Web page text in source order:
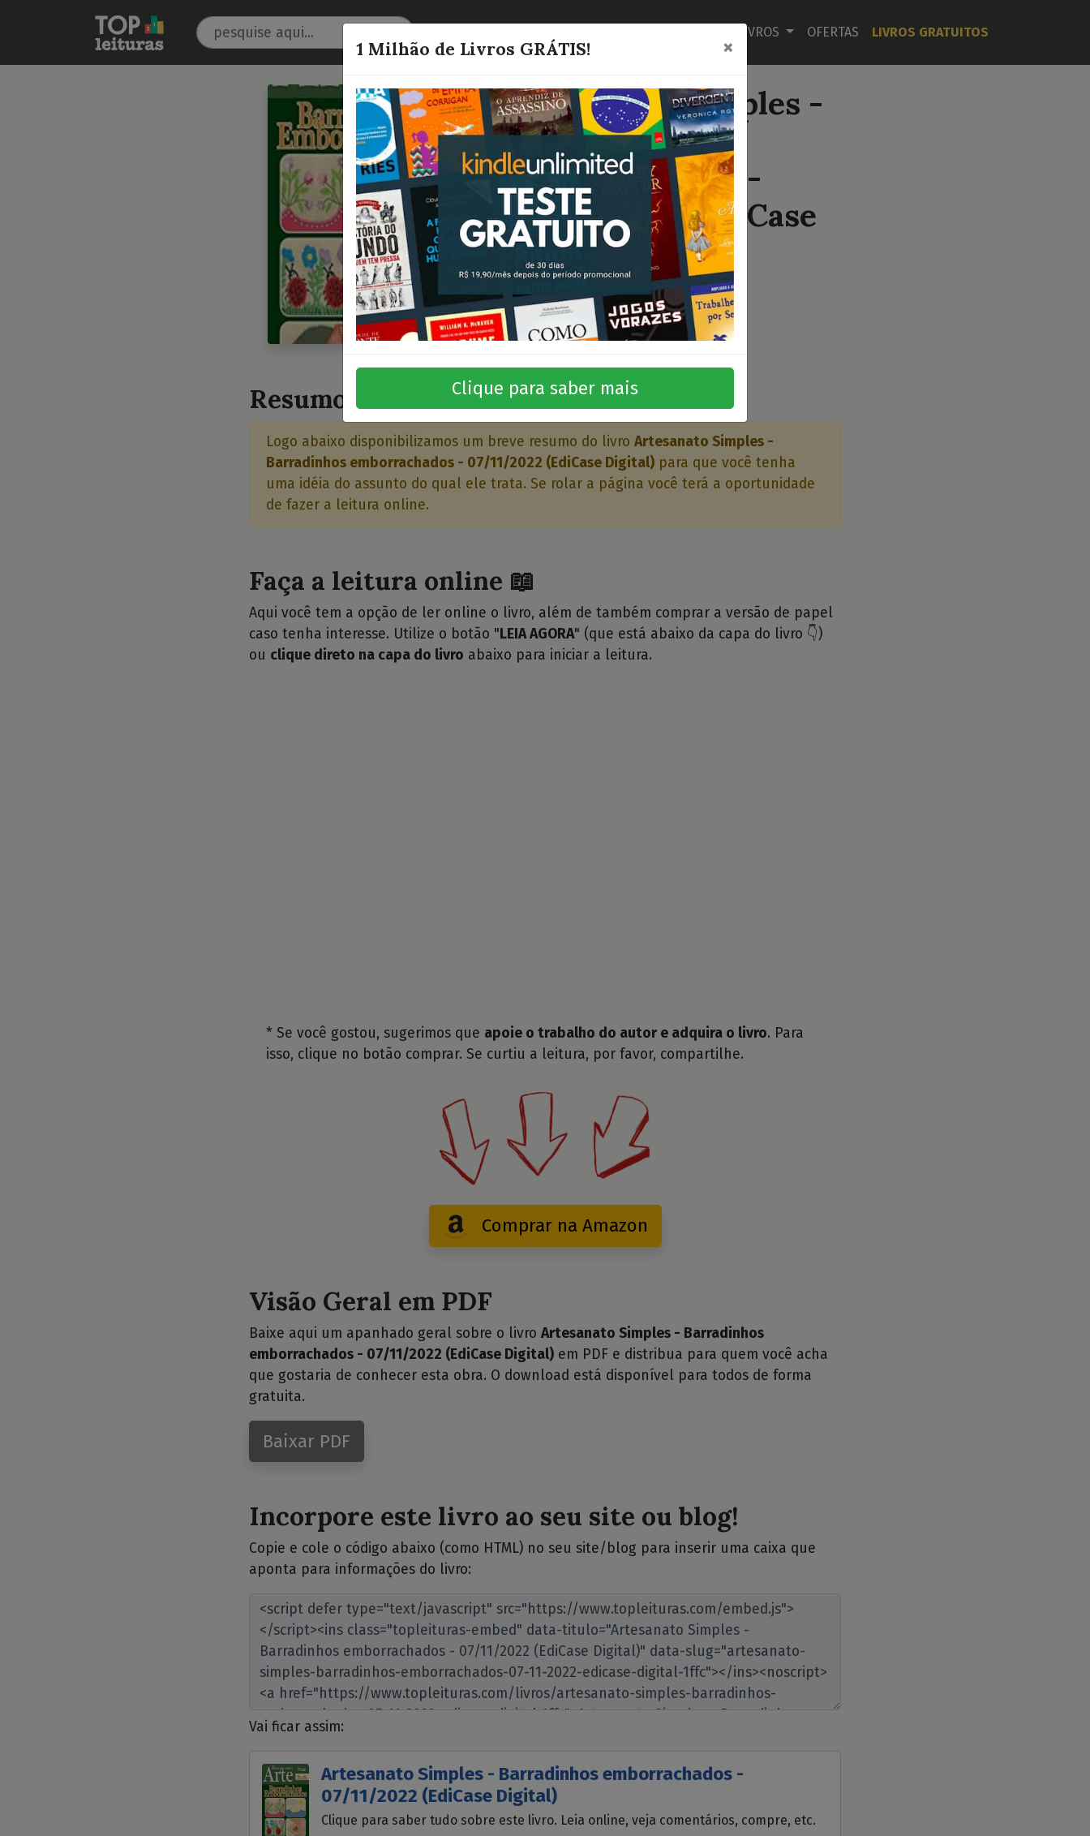
LIVROS OFERTAS LIVROS GRATUITOS
Artesanato Simples -
Barradinhos
emborrachados -
07/11/2022 (EdiCase
Digital)
Quero este livro!
Resumo do livro 🤔
Logo abaixo disponibilizamos um breve resumo do livro Artesanato Simples -
Barradinhos emborrachados - 07/11/2022 (EdiCase Digital) para que você tenha
uma idéia do assunto do qual ele trata. Se rolar a página você terá a oportunidade
de fazer a leitura online.
Faça a leitura online 📖
Aqui você tem a opção de ler online o livro, além de também comprar a versão de papel
caso tenha interesse. Utilize o botão " LEIA AGORA" (que está abaixo da capa do livro 👇)
ou clique direto na capa do livro abaixo para iniciar a leitura.
* Se você gostou, sugerimos que apoie o trabalho do autor e adquira o livro. Para
isso, clique no botão comprar. Se curtiu a leitura, por favor, compartilhe.
Comprar na Amazon
Visão Geral em PDF
Baixe aqui um apanhado geral sobre o livro Artesanato Simples - Barradinhos
emborrachados - 07/11/2022 (EdiCase Digital) em PDF e distribua para quem você acha
que gostaria de conhecer esta obra. O download está disponível para todos de forma
gratuita.
Baixar PDF
Incorpore este livro ao seu site ou blog!
Copie e cole o código abaixo (como HTML) no seu site/blog para inserir uma caixa que
aponta para informações do livro:
Vai ficar assim:
Artesanato Simples - Barradinhos emborrachados -
07/11/2022 (EdiCase Digital)
Clique para saber tudo sobre este livro. Leia online, veja comentários, compre, etc.
1 Milhão de Livros GRÁTIS! ×
Clique para saber mais